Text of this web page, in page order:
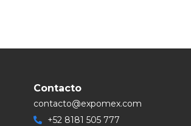
Contacto
contacto@expomex.com
+52 8181 505 777